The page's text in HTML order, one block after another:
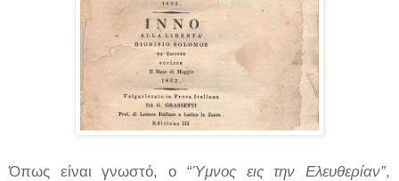
Όπως είναι γνωστό, ο “Ύμνος εις την Ελευθερίαν”,